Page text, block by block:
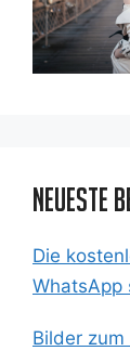
Neueste
Die
WhatsApp
Bilder